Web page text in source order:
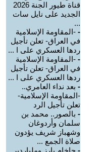
قناة طيور الجنة 2026
الجديد على نايل سات
...
- -المقاومة الإسلامية
في العراق- تعلن تأجيل
ردها العسكري على ا ...
- -المقاومة الإسلامية
في العراق- تعلن تأجيل
ردها العسكري على ا ...
- بعد نداء العامري..
-المقاومة الإسلامية-
تعلن تأجيل الرد
- بالصور.. محمد بن
سلمان وأردوغان
وشهباز شريف يؤدون
صلاة الجمع ...
- حاخام بارز وملياردير